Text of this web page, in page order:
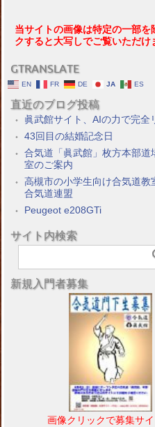
当サイトの画像は特定の一部を
クすると大写しでご覧いただけ
GTRANSLATE
EN FR DE JA ES
直近のブログ投稿
眞武館サイト、AIの力で完全
43回目の結婚記念日
合気道「眞武館」枚方本部道
室のご案内
高槻市の小学生向け合気道教
合気道連盟
Peugeot e208GTi
サイト内検索
新規入門者募集
画像クリックで募集サ